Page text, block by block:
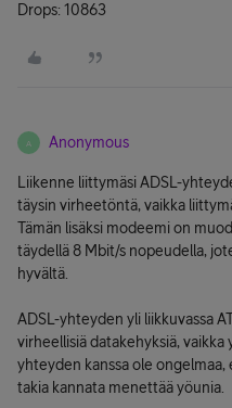
Drops: 10863
A Anonymous
Liikenne liittymäsi ADSL-
täysin virheetöntä, vaikka
Tämän lisäksi modeemi on
täydellä 8 Mbit/s nopeudella,
hyvältä.
ADSL-yhteyden yli liikkuvassa
virheellisiä datakehyksiä,
yhteyden kanssa ole
takia kannata menettää yöunia.